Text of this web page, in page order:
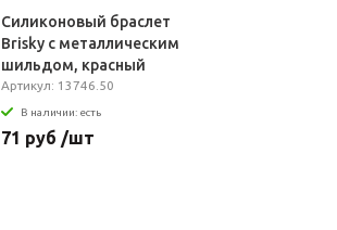
Силиконовый браслет
Brisky с металлическим
шильдом, красный
Артикул: 13746.50
В наличии: есть
71 руб /шт